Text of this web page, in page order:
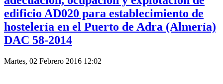
edificio AD020 para establecimiento de
hostelería en el Puerto de Adra (Almería)
DAC 58-2014
Martes, 02 Febrero 2016 12:02